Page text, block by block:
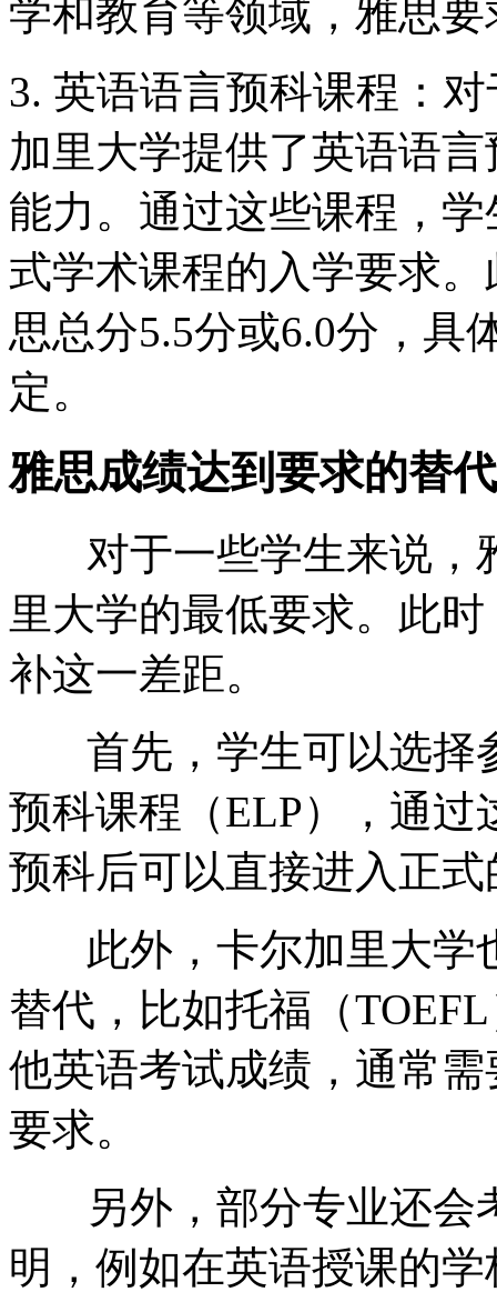
学和教育等领域，雅思
3. 英语语言预科课程：
加里大学提供了英语语
能力。通过这些课程，
式学术课程的入学要求
思总分5.5分或6.0分，具
定。
雅思成绩达到要求的替
对于一些学生来说，
里大学的最低要求。此
补这一差距。
首先，学生可以选择
预科课程（ELP），通
预科后可以直接进入正
此外，卡尔加里大学
替代，比如托福（
他英语考试成绩，通常
要求。
另外，部分专业还会
明，例如在英语授课的